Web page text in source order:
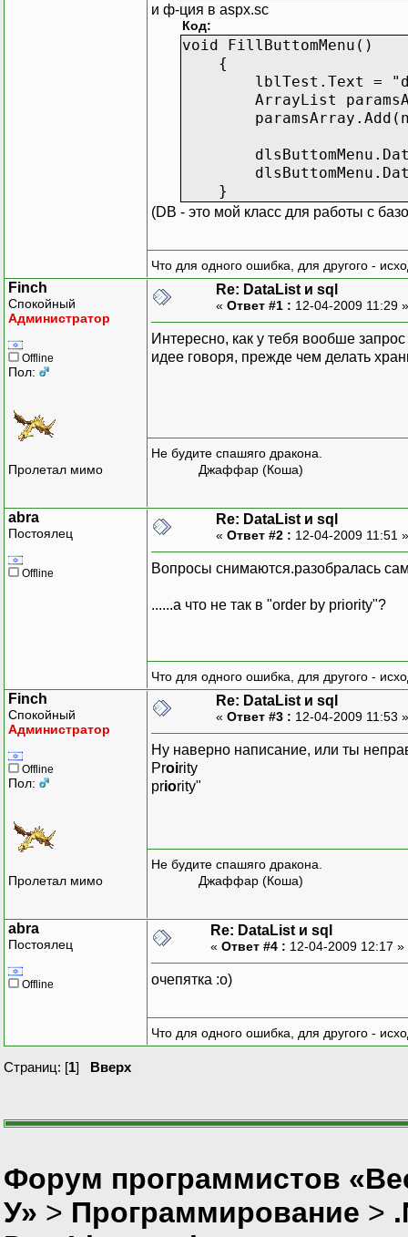
и ф-ция в aspx.sc
Код:
void FillButtomMenu()
{
lblTest.Text =
ArrayList
}
(DB - это мой класс для работы с
Что для одного ошибка, для другого -
Finch
Спокойный
Администратор
Offline
Пол:
Пролетал мимо
Re: DataList и sql
« Ответ #1 : 12-04-2009 11:29
Интересно, как у тебя вообше
идее говоря, прежде чем делать
Не будите спашяго дракона.
Джаффар (Коша)
abra
Постоялец
Offline
Re: DataList и sql
« Ответ #2 : 12-04-2009 11:51
Вопросы снимаются.разобралась
......а что не так в "order by priority"?
Что для одного ошибка, для другого -
Finch
Спокойный
Администратор
Offline
Пол:
Пролетал мимо
Re: DataList и sql
« Ответ #3 : 12-04-2009 11:53
Ну наверно написание, или ты
Proirity
priority"
Не будите спашяго дракона.
Джаффар (Коша)
abra
Постоялец
Offline
Re: DataList и sql
« Ответ #4 : 12-04-2009 12:17 »
очепятка :о)
Что для одного ошибка, для другого -
Страниц: [1] Вверх
Форум программистов
У» > Программирование >